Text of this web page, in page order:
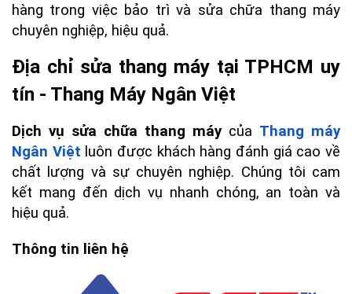
hàng trong việc bảo trì và sửa chữa thang máy
chuyên nghiệp, hiệu quả.
Địa chỉ sửa thang máy tại TPHCM uy
tín - Thang Máy Ngân Việt
Dịch vụ sửa chữa thang máy của Thang máy
Ngân Việt luôn được khách hàng đánh giá cao về
chất lượng và sự chuyên nghiệp. Chúng tôi cam
kết mang đến dịch vụ nhanh chóng, an toàn và
hiệu quả.
Thông tin liên hệ